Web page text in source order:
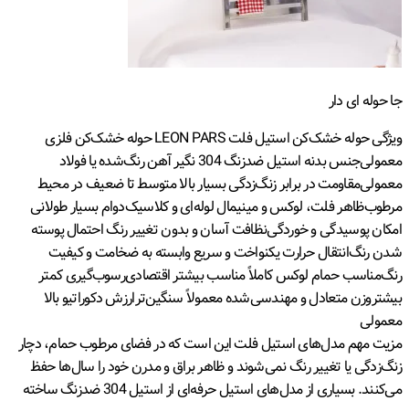
جا حوله ای دار
ویژگی حوله خشک‌کن استیل فلت LEON PARS حوله خشک‌کن فلزی
معمولی
جنس بدنه استیل ضدزنگ 304 نگیر آهن رنگ‌شده یا فولاد
معمولیمقاومت در برابر زنگ‌زدگی بسیار بالا متوسط تا ضعیف در محیط
مرطوبظاهر فلت، لوکس و مینیمال لوله‌ای و کلاسیکدوام بسیار طولانی
امکان پوسیدگی و خوردگینظافت آسان و بدون تغییر رنگ احتمال پوسته
شدن رنگانتقال حرارت یکنواخت و سریع وابسته به ضخامت و کیفیت
رنگمناسب حمام لوکس کاملاً مناسب بیشتر اقتصادیرسوب‌گیری کمتر
بیشتروزن متعادل و مهندسی‌شده معمولاً سنگین‌ترارزش دکوراتیو بالا
معمولی
مزیت مهم مدل‌های استیل فلت این است که در فضای مرطوب حمام، دچار
زنگ‌زدگی یا تغییر رنگ نمی‌شوند و ظاهر براق و مدرن خود را سال‌ها حفظ
می‌کنند. بسیاری از مدل‌های استیل حرفه‌ای از استیل 304 ضدزنگ ساخته